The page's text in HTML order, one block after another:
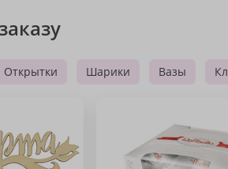
Открытки Шарики Вазы